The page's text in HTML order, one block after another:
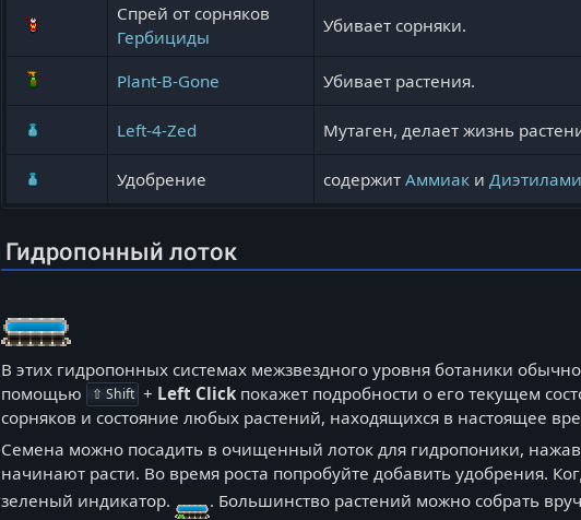
Спрей от сорняков
Гербициды
Убивает сорняки.
Plant-B-Gone Убивает растения.
Left-4-Zed Мутаген, делает жизнь
Удобрение содержит Аммиаки
Гидропонный лоток
В этих гидропонных системах межзвездного уровня ботаники
помощью
⇧ Shift + Left Click покажет подробности о его текущем
сорняков и состояние любых растений, находящихся в настоящее
Семена можно посадить в очищенный лоток для гидропоники,
начинают расти. Во время роста попробуйте добавить удобрения.
зеленый индикатор.
. Большинство растений можно собрать